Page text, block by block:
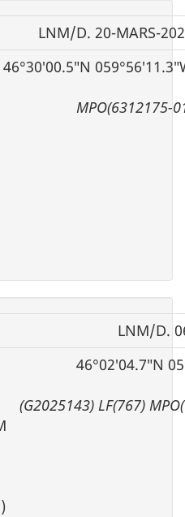
LNM/D. 20-MARS-
46°30′00.5″N
MPO(6312175-
LNM/D.
46°02′04.7″N
(G2025143) LF(767)